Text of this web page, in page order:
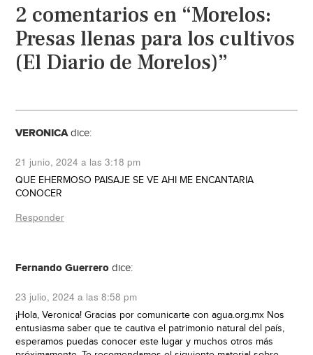
2 comentarios en “Morelos:
Presas llenas para los cultivos
(El Diario de Morelos)”
VERONICA dice:
21 junio, 2024 a las 3:18 pm
QUE EHERMOSO PAISAJE SE VE AHI ME ENCANTARIA
CONOCER
Responder
Fernando Guerrero dice:
23 julio, 2024 a las 8:58 pm
¡Hola, Veronica! Gracias por comunicarte con agua.org.mx Nos
entusiasma saber que te cautiva el patrimonio natural del país,
esperamos puedas conocer este lugar y muchos otros más